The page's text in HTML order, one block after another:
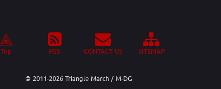
Top RSS CONTACT US SITEMAP
© 2011-2026 Triangle March / M-DG